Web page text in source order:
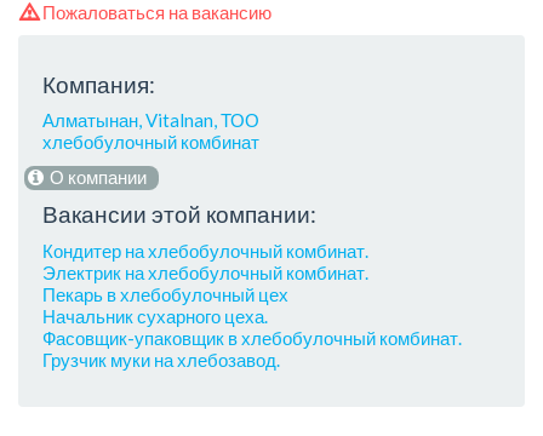
Пожаловаться на вакансию
Компания:
Алматынан, Vitalnan, ТОО
хлебобулочный комбинат
О компании
Вакансии этой компании:
Кондитер на хлебобулочный комбинат.
Электрик на хлебобулочный комбинат.
Пекарь в хлебобулочный цех
Начальник сухарного цеха.
Фасовщик-упаковщик в хлебобулочный комбинат.
Грузчик муки на хлебозавод.